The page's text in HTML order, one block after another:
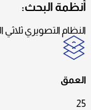
أنظمة البحث:
النظام التصويري
العمق
25